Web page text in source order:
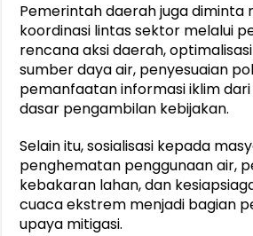
Pemerintah daerah juga diminta
koordinasi lintas sektor melalui
rencana aksi daerah,
sumber daya air, penyesuaian
pemanfaatan informasi iklim dari
dasar pengambilan kebijakan.
Selain itu, sosialisasi kepada
penghematan penggunaan air,
kebakaran lahan, dan
cuaca ekstrem menjadi bagian
upaya mitigasi.